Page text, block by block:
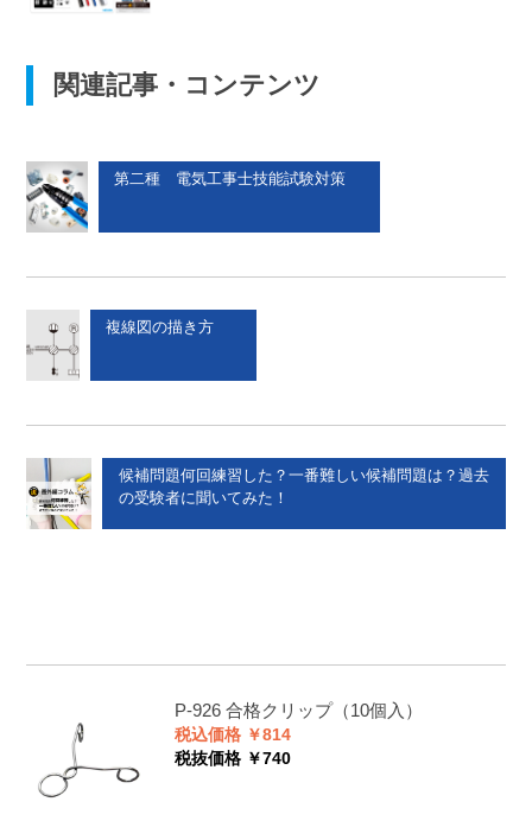
関連記事・コンテンツ
第二種 電気工事士技能試験対策
複線図の描き方
候補問題何回練習した？一番難しい候補問題は？過去
の受験者に聞いてみた！
P-926 合格クリップ（10個入）
税込価格 ￥814
税抜価格 ￥740